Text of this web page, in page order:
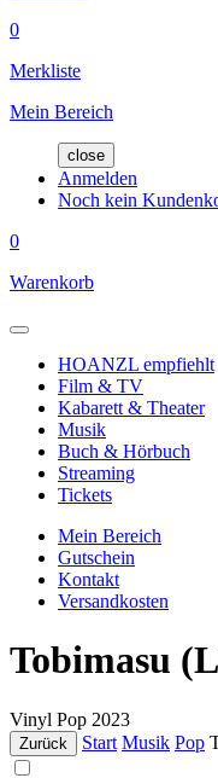
0
Merkliste
Mein Bereich
close
Anmelden
Noch kein
0
Warenkorb
HOANZL empfiehlt
Film & TV
Kabarett & Theater
Musik
Buch & Hörbuch
Streaming
Tickets
Mein Bereich
Gutschein
Kontakt
Versandkosten
Tobimasu
Vinyl Pop 2023
Zurück Start Musik Pop